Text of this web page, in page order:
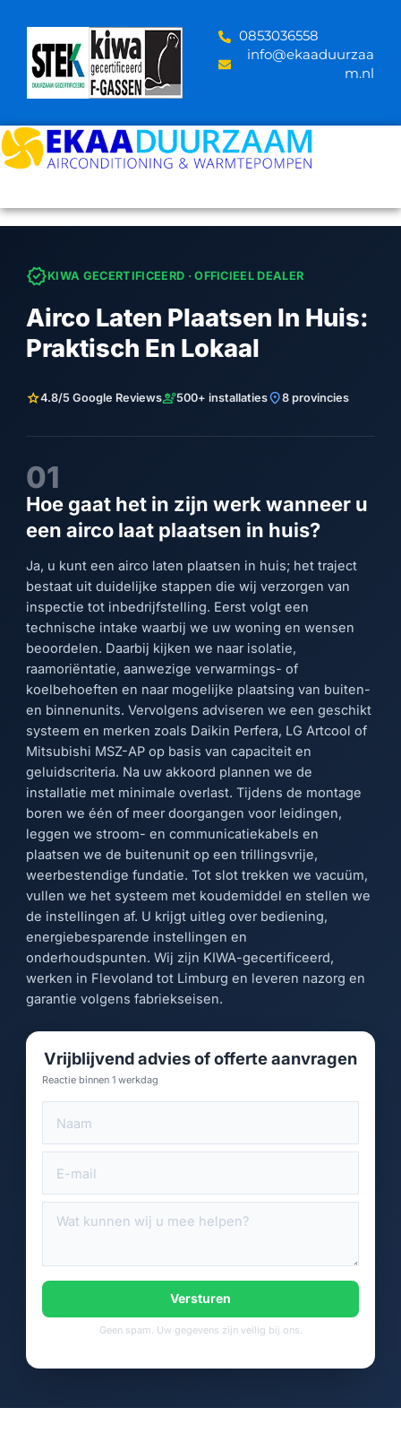
content
‪0853036558
info@ekaaduurzaa
m.nl
verifiedKIWA GECERTIFICEERD · OFFICIEEL DEALER
Airco Laten Plaatsen In Huis:
Praktisch En Lokaal
star4.8/5 Google Reviewsengineering500+ installatieslocation_on8 provincies
01
Hoe gaat het in zijn werk wanneer u
een airco laat plaatsen in huis?
Ja, u kunt een airco laten plaatsen in huis; het traject
bestaat uit duidelijke stappen die wij verzorgen van
inspectie tot inbedrijfstelling. Eerst volgt een
technische intake waarbij we uw woning en wensen
beoordelen. Daarbij kijken we naar isolatie,
raamoriëntatie, aanwezige verwarmings- of
koelbehoeften en naar mogelijke plaatsing van buiten-
en binnenunits. Vervolgens adviseren we een geschikt
systeem en merken zoals Daikin Perfera, LG Artcool of
Mitsubishi MSZ-AP op basis van capaciteit en
geluidscriteria. Na uw akkoord plannen we de
installatie met minimale overlast. Tijdens de montage
boren we één of meer doorgangen voor leidingen,
leggen we stroom- en communicatiekabels en
plaatsen we de buitenunit op een trillingsvrije,
weerbestendige fundatie. Tot slot trekken we vacuüm,
vullen we het systeem met koudemiddel en stellen we
de instellingen af. U krijgt uitleg over bediening,
energiebesparende instellingen en
onderhoudspunten. Wij zijn KIWA-gecertificeerd,
werken in Flevoland tot Limburg en leveren nazorg en
garantie volgens fabriekseisen.
Vrijblijvend advies of offerte aanvragen
Reactie binnen 1 werkdag
Versturen
Geen spam. Uw gegevens zijn veilig bij ons.